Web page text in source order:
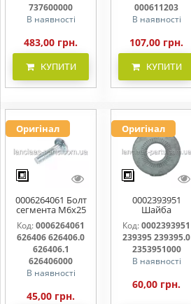
737600000
В наявності
483,00 грн.
КУПИТИ
000611203
В наявності
107,00 грн.
КУПИТИ
Оригінал
0006264061 Болт
сегмента М6х25
626406 626406.0
626406.1
626406000
Код:0006264061
626406 626406.0
626406.1
626406000
В наявності
45,00 грн.
Оригінал
0002393951
Шайба
контактна 239395
239395.0
2353951000
Код: 0002393951
239395 239395.0
2353951000
В наявності
60,00 грн.